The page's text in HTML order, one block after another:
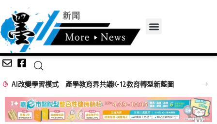
AI改變學習模式 產學教育界共議K-12教育轉型新藍圖